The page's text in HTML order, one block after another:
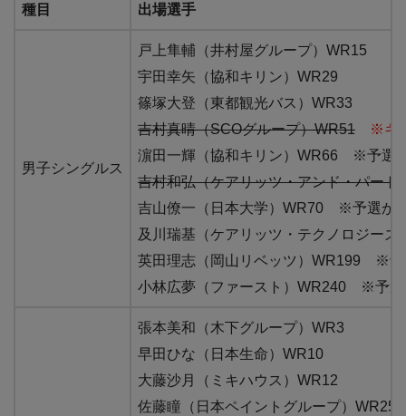
種目 出場選手
男子シングルス
戸上隼輔（井村屋グループ）WR15
宇田幸矢（協和キリン）WR29
篠塚大登（東都観光バス）WR33
吉村真晴（SCOグループ）WR51
※キ
濵田一輝（協和キリン）WR66 ※予選
吉村和弘（ケアリッツ・アンド・パー
吉山僚一（日本大学）WR70 ※予選か
及川瑞基（ケアリッツ・テクノロジー
英田理志（岡山リベッツ）WR199 ※予
小林広夢（ファースト）WR240 ※予選
張本美和（木下グループ）WR3
早田ひな（日本生命）WR10
大藤沙月（ミキハウス）WR12
佐藤瞳（日本ペイントグループ）WR25